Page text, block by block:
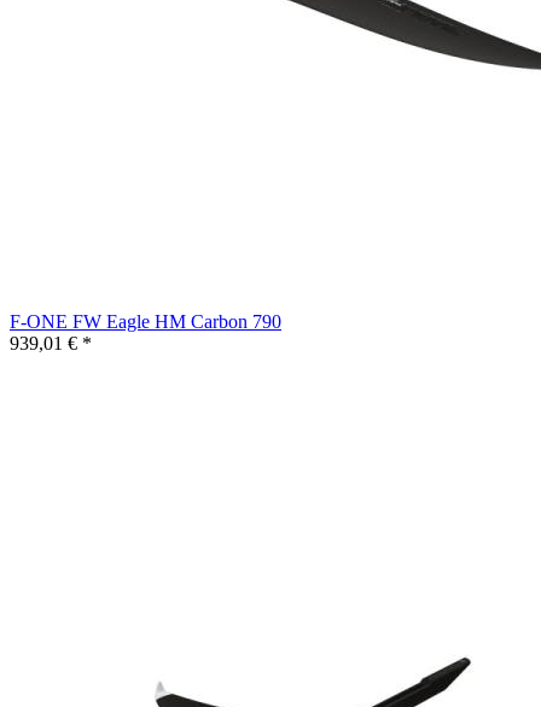
F-ONE FW Eagle HM Carbon 790
939,01 € *